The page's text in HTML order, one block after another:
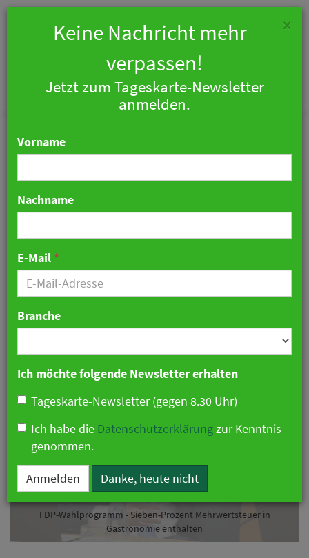
FDP-Wahlprogramm -
Sieben-Prozent
Mehrwertsteuer in
Gastronomie enthalten
20. Dezember 2024 07:39 Uhr| Politik
FDP-Wahlprogramm - Sieben-Prozent Mehrwertsteuer in
Gastronomie enthalten
×
Keine Nachricht mehr
verpassen!
Jetzt zum Tageskarte-Newsletter
anmelden.
Vorname
Nachname
E-Mail *
Branche
Ich möchte folgende Newsletter erhalten
Tageskarte-Newsletter (gegen 8.30 Uhr)
Ich habe die Datenschutzerklärungzur Kenntnis
genommen.
Anmelden Danke, heute nicht